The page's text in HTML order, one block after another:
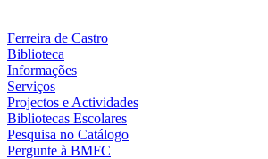
Ferreira de Castro
Biblioteca
Informações
Serviços
Projectos e Actividades
Bibliotecas Escolares
Pesquisa no Catálogo
Pergunte à BMFC